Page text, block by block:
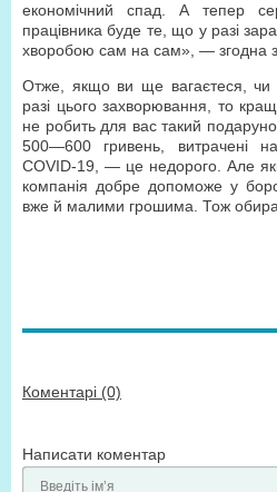
економічний спад. А тепер
працівника буде те, що у разі
хворобою сам на сам», — згодна з
Отже, якщо ви ще вагаєтеся, чи
разі цього захворювання, то
не робить для вас такий
500—600 гривень, витрачені
COVID-19, — це недорого. Але
компанія добре допоможе у
вже й малими грошима. Тож
Коментарі (0)
Написати коментар